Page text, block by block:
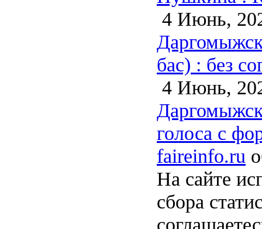
4 Июнь,
бас) : без
4 Июнь,
голоса с
faireinfo.ru
На сайте
сбора